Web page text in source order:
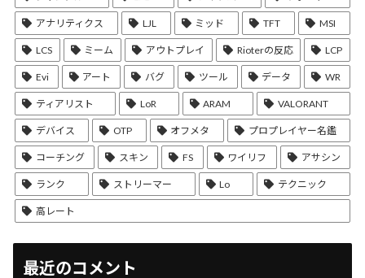
アナリティクス LJL ミッド TFT MSI
LCS ミーム アウトプレイ Rioterの反応 LCP
Evi アート バグ ツール データ WR
ティアリスト LoR ARAM VALORANT
デバイス OTP オフメタ プロプレイヤー名鑑
コーチング スキン FS ワイリフ アサシン
ランク ストリーマー Lo テクニック
高レート
最近のコメント